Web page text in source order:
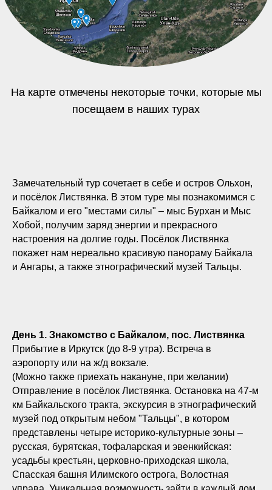
На карте отмечены некоторые точки, которые мы
посещаем в наших турах
Замечательный тур сочетает в себе и остров Ольхон,
и посёлок Листвянка. В этом туре мы познакомимся с
Байкалом и его "местами силы" – мыс Бурхан и Мыс
Хобой, получим заряд энергии и прекрасного
настроения на долгие годы. Посёлок Листвянка
покажет нам нереально красивую панораму Байкала
и Ангары, а также этнографический музей Тальцы.
День 1. Знакомство с Байкалом, пос. Листвянка
Прибытие в Иркутск (до 8-9 утра). Встреча в
аэропорту или на ж/д вокзале.
(Можно также приехать накануне, при желании)
Отправление в посёлок Листвянка. Остановка на 47-м
км Байкальского тракта, экскурсия в этнографический
музей под открытым небом "Тальцы", в котором
представлены четыре историко-культурные зоны –
русская, бурятская, тофаларская и эвенкийская:
усадьбы крестьян, церковно-приходская школа,
Спасская башня Илимского острога, Волостная